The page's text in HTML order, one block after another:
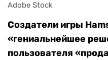
Adobe Stock
Создатели игры
«гениальнейшее
пользователя